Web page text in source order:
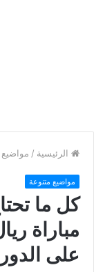
الرئيسية /
مواضيع متنوعة
كل ما
مباراة
على